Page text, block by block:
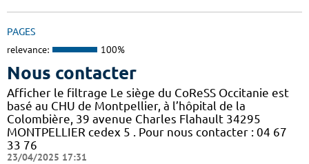
PAGES
relevance: 100%
Nous contacter
Afficher le filtrage Le siège du CoReSS Occitanie est
basé au CHU de Montpellier, à l’hôpital de la
Colombière, 39 avenue Charles Flahault 34295
MONTPELLIER cedex 5 . Pour nous contacter : 04 67
33 76
23/04/2025 17:31